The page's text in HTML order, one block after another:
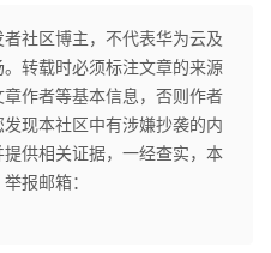
者社区博主，不代表华为云及
转载时必须标注文章的来源
章作者等基本信息，否则作者
现本社区中有涉嫌抄袭的内
供相关证据，一经查实，本
报邮箱：